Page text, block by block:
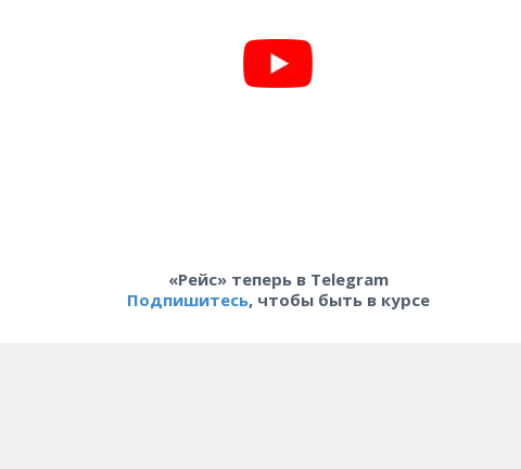
«Рейс» теперь в Telegram
Подпишитесь, чтобы быть в курсе